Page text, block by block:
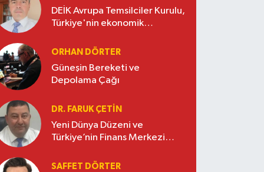
DEİK Avrupa Temsilciler Kurulu,
Türkiye'nin ekonomik
oluşturuyor
ORHAN DÖRTER
Güneşin Bereketi ve
Depolama Çağı
DR. FARUK ÇETİN
Yeni Dünya Düzeni ve
Türkiye’nin Finans Merkezi
SAFFET DÖRTER